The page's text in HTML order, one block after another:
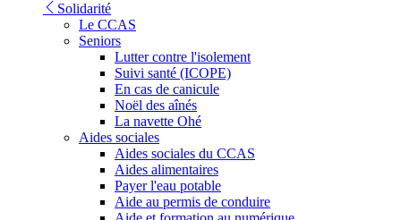
Solidarité
Le CCAS
Seniors
Lutter contre l'isolement
Suivi santé (ICOPE)
En cas de canicule
Noël des aînés
La navette Ohé
Aides sociales
Aides sociales du CCAS
Aides alimentaires
Payer l'eau potable
Aide au permis de conduire